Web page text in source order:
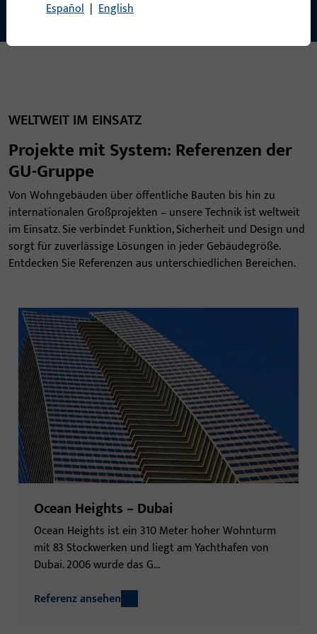
WELTWEIT IM EINSATZ
Projekte mit System: Referenzen der
GU-Gruppe
Von Wohngebäuden über öffentliche Bauten bis hin zu
internationalen Großprojekten – unsere Technik ist weltweit
im Einsatz. Sie verbindet Funktion, Sicherheit und Design und
sorgt für zuverlässige Lösungen in jeder Gebäudegröße.
Entdecken Sie Referenzen aus unterschiedlichen Bereichen.
Ocean Heights – Dubai
Ocean Heights ist ein 310 Meter hoher Wohn­turm
mit 83 Stock­werken und liegt am Yacht­hafen von
Dubai. 2006 wurde das G...
Referenz ansehen
Español | English